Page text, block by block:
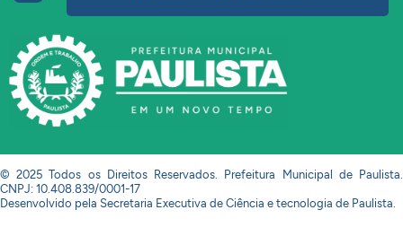
© 2025 Todos os Direitos Reservados. Prefeitura Municipal de Paulista.
CNPJ: 10.408.839/0001-17
Desenvolvido pela Secretaria Executiva de Ciência e tecnologia de Paulista.